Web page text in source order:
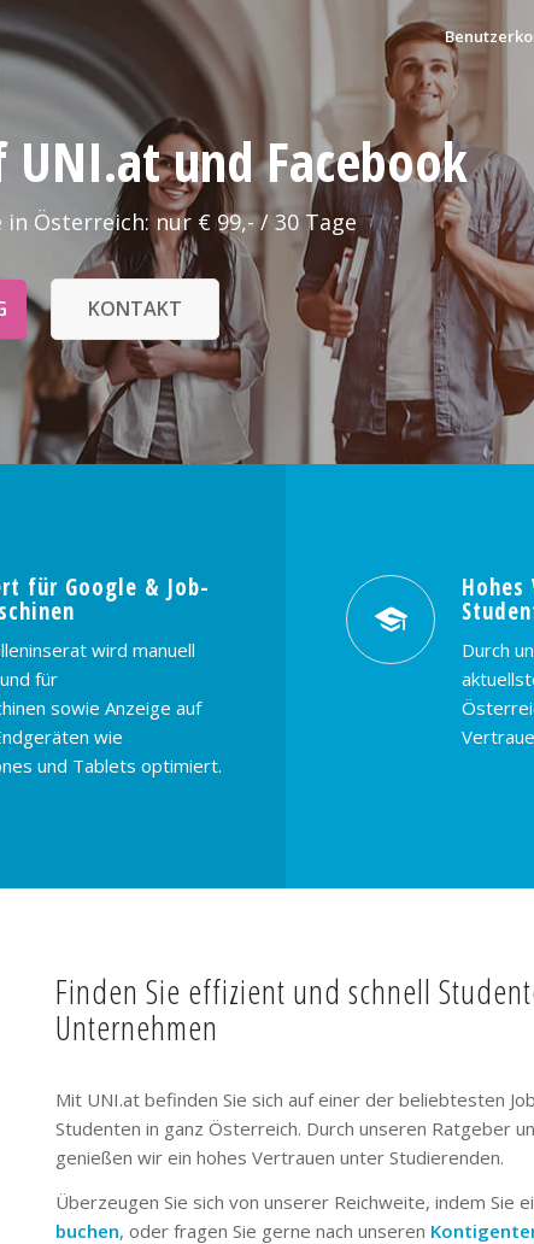
und Facebook
Österreich: nur € 99,- / 30 Tage
KONTAKT
für Google & Job-
wird manuell
für
sowie Anzeige auf
wie
und Tablets optimiert.
Durch
Finden Sie effizient und schnell
Unternehmen
Mit UNI.at befinden Sie sich auf einer der beliebtesten
Studenten in ganz Österreich. Durch unseren Ratgeber
genießen wir ein hohes Vertrauen unter Studierenden.
Überzeugen Sie sich von unserer Reichweite, indem Sie
buchen, oder fragen Sie gerne nach unseren